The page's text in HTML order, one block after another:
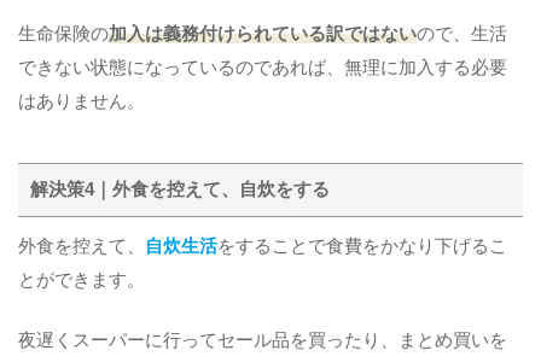
生命保険の加入は義務付けられている訳ではないので、生活
できない状態になっているのであれば、無理に加入する必要
はありません。
解決策4｜外食を控えて、自炊をする
外食を控えて、 自炊生活をすることで食費をかなり下げるこ
とができます。
夜遅くスーパーに行ってセール品を買ったり、まとめ買いを